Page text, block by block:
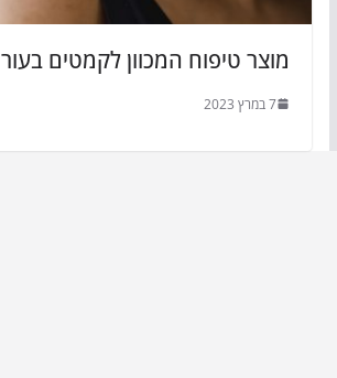
מוצר טיפוח המכוון לקמטים בעור
7 במרץ 2023